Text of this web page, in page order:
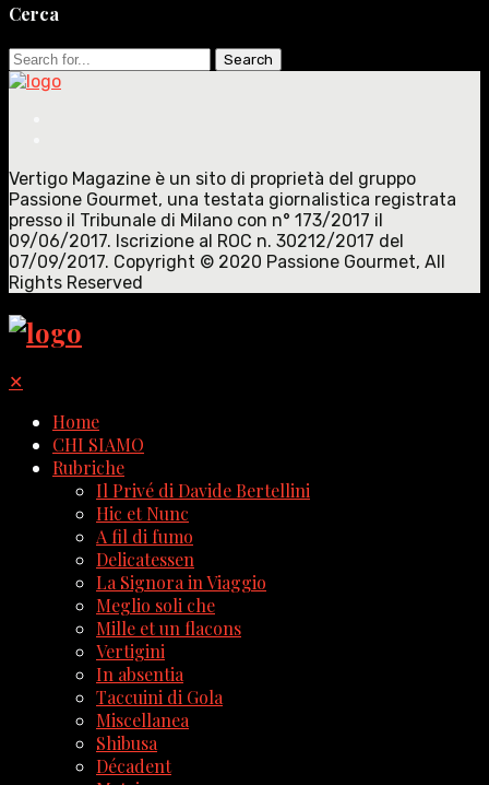
Cerca
Search
for:
Vertigo Magazine è un sito di proprietà del gruppo
Passione Gourmet, una testata giornalistica registrata
presso il Tribunale di Milano con n° 173/2017 il
09/06/2017. Iscrizione al ROC n. 30212/2017 del
07/09/2017. Copyright © 2020 Passione Gourmet, All
Rights Reserved
✕
Home
CHI SIAMO
Rubriche
Il Privé di Davide Bertellini
Hic et Nunc
A fil di fumo
Delicatessen
La Signora in Viaggio
Meglio soli che
Mille et un flacons
Vertigini
In absentia
Taccuini di Gola
Miscellanea
Shibusa
Décadent